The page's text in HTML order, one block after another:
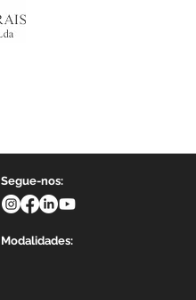
Segue-nos:
Modalidades: